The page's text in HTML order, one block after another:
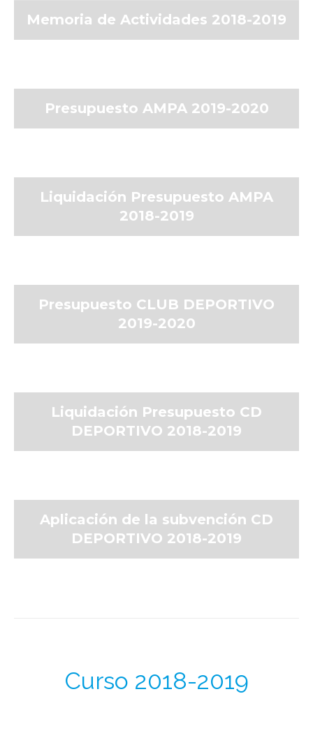
Memoria de Actividades 2018-2019
Presupuesto AMPA 2019-2020
Liquidación Presupuesto AMPA
2018-2019
Presupuesto CLUB DEPORTIVO
2019-2020
Liquidación Presupuesto CD
DEPORTIVO 2018-2019
Aplicación de la subvención CD
DEPORTIVO 2018-2019
Curso 2018-2019